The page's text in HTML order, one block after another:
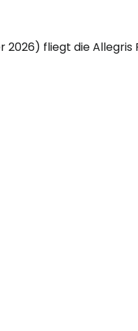
fliegt die Allegris